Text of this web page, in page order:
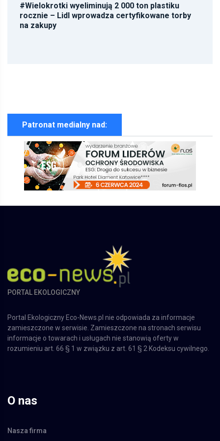
#Wielokrotki wyeliminują 2 000 ton plastiku
rocznie – Lidl wprowadza certyfikowane torby
na zakupy
Patronat medialny nad:
PORTAL EKOLOGICZNY
Portal Ekologiczny Eco-News.pl nie odpowiada za informacje
zamieszczone w serwisie. Zamieszczone na stronach serwisu
informacje o towarach i usługach nie stanowią oferty w
rozumieniu art. 66 § 1 w związku z art. 61 § 2 Kodeksu cywilnego.
O nas
Nasza firma